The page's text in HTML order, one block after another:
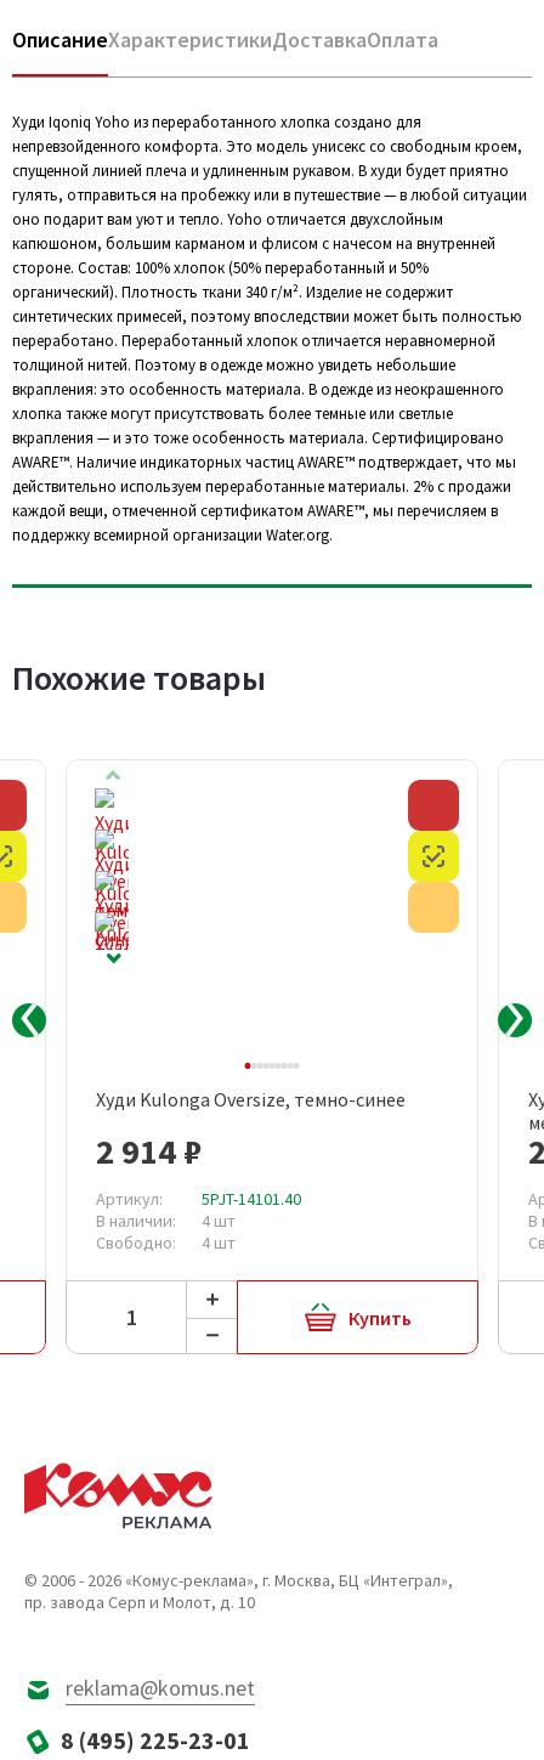
ОписаниеХарактеристикиДоставкаОплата
Худи Iqoniq Yoho из переработанного хлопка создано для
непревзойденного комфорта. Это модель унисекс со свободным кроем,
спущенной линией плеча и удлиненным рукавом. В худи будет приятно
гулять, отправиться на пробежку или в путешествие — в любой ситуации
оно подарит вам уют и тепло. Yoho отличается двухслойным
капюшоном, большим карманом и флисом с начесом на внутренней
стороне. Состав: 100% хлопок (50% переработанный и 50%
органический). Плотность ткани 340 г/м². Изделие не содержит
синтетических примесей, поэтому впоследствии может быть полностью
переработано. Переработанный хлопок отличается неравномерной
толщиной нитей. Поэтому в одежде можно увидеть небольшие
вкрапления: это особенность материала. В одежде из неокрашенного
хлопка также могут присутствовать более темные или светлые
вкрапления — и это тоже особенность материала. Сертифицировано
AWARE™. Наличие индикаторных частиц AWARE™ подтверждает, что мы
действительно используем переработанные материалы. 2% с продажи
каждой вещи, отмеченной сертификатом AWARE™, мы перечисляем в
поддержку всемирной организации Water.org.
Похожие товары
Честный знак
Худи Kulonga Oversize, темно-синее
2 914 ₽
Артикул:
5PJT-14101.40
В наличии:
4 шт
Свободно:
4 шт
Купить
В
© 2006 - 2026 «Комус-реклама», г. Москва, БЦ «Интеграл»,
пр. завода Серп и Молот, д. 10
reklama@komus.net
8 (495) 225-23-01